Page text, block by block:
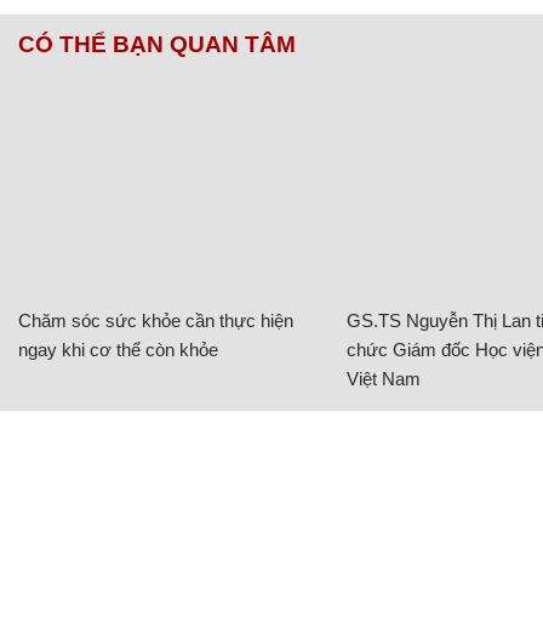
CÓ THỂ BẠN QUAN TÂM
Chăm sóc sức khỏe cần thực hiện
ngay khi cơ thể còn khỏe
GS.TS Nguyễn Thị Lan
chức Giám đốc Học
Việt Nam